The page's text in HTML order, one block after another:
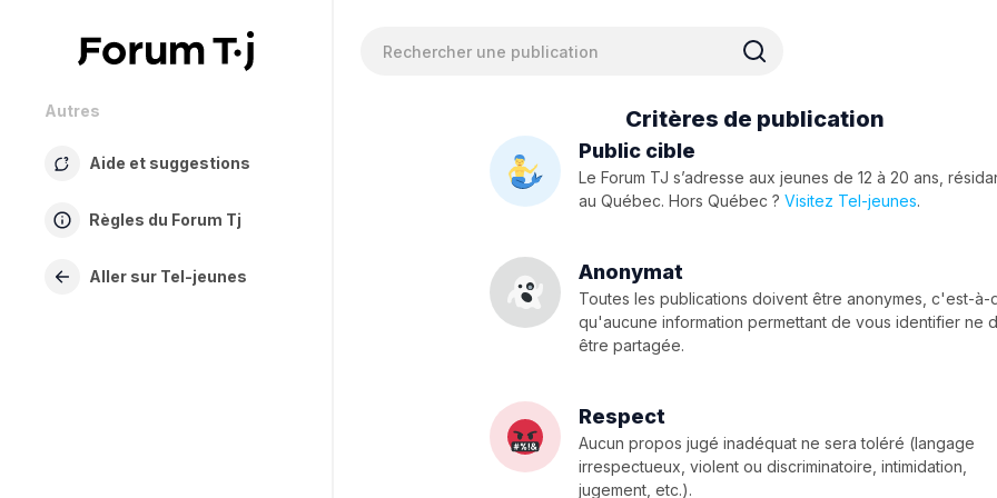
Autres
Aide et suggestions
Règles du Forum Tj
Aller sur Tel-jeunes
Critères de publication
Public cible
Le Forum TJ s’adresse aux jeunes de 12 à 20 ans,
au Québec. Hors Québec ?Visitez Tel-jeunes.
Anonymat
Toutes les publications doivent être anonymes, c'est-à-
qu'aucune information permettant de vous identifier ne
être partagée.
Respect
Aucun propos jugé inadéquat ne sera toléré (langage
irrespectueux, violent ou discriminatoire, intimidation,
jugement, etc.).